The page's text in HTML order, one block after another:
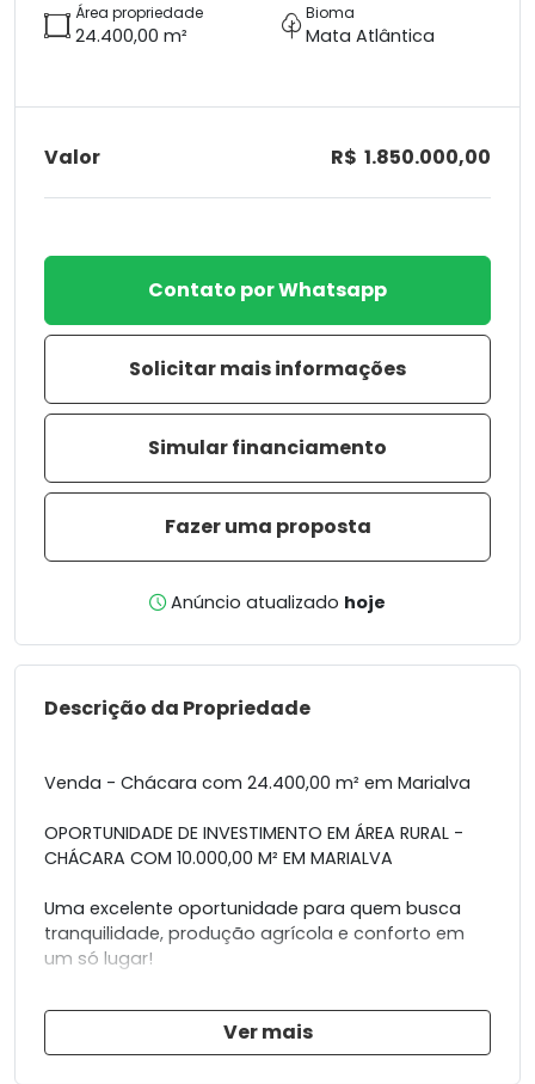
Área propriedade
24.400,00 m²
Bioma
Mata Atlântica
Valor R$ 1.850.000,00
Contato por Whatsapp
Solicitar mais informações
Simular financiamento
Fazer uma proposta
Anúncio atualizado hoje
Descrição da Propriedade
Venda - Chácara com 24.400,00 m² em Marialva
OPORTUNIDADE DE INVESTIMENTO EM ÁREA RURAL -
CHÁCARA COM 10.000,00 M² EM MARIALVA
Uma excelente oportunidade para quem busca
tranquilidade, produção agrícola e conforto em
um só lugar!
Características do imóvel:
- Área total 24.400,00 m² com 10.000 m² de
parreira, toda irrigada (atualmente sem uva
Ver mais